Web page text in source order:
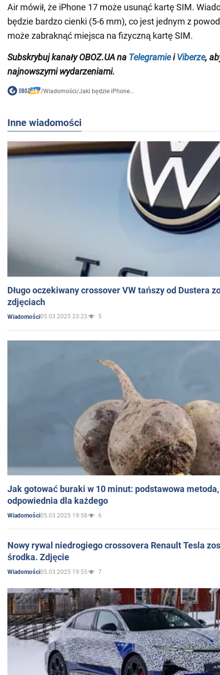
Air mówił, że iPhone 17 może usunąć kartę SIM.
będzie bardzo cienki (5-6 mm), co jest jednym z
może zabraknąć miejsca na fizyczną kartę SIM.
Subskrybuj kanały OBOZ.UA na TelegramieiViberze,
najnowszymi wydarzeniami.
/Wiadomości/Jaki będzie iPhone...
Inne wiadomości
Długo oczekiwany crossover VW tańszy od Dustera
zdjęciach
Wiadomości05.03.2025 23:23 5
Jak gotować buraki w 10 minut: podstawowa
odpowiednia dla każdego
Wiadomości05.03.2025 19:58 6
Nowy rywal niedrogiego crossovera Renault Tesla
środka. Zdjęcie
Wiadomości05.03.2025 19:55 7